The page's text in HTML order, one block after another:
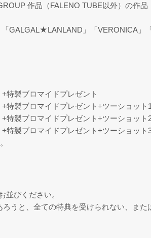
作品（FALENO TUBE以外）の作品
GALGAL★LANLAND」「VERONICA」
特製ブロマイドプレゼント
特製ブロマイドプレゼント+ツーショット
特製ブロマイドプレゼント+ツーショット
特製ブロマイドプレゼント+ツーショッ
びください。
うと、全ての特典を受けられない、ま